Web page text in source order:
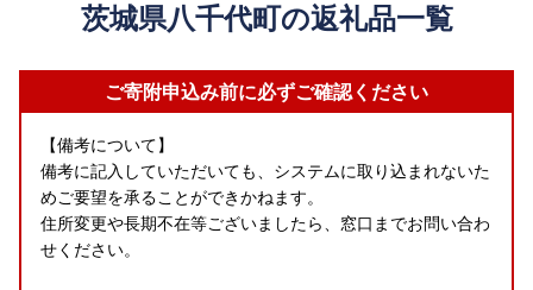
茨城県八千代町の返礼品一覧
ご寄附申込み前に必ずご確認ください
【備考について】
備考に記入していただいても、システムに取り込まれないた
めご要望を承ることができかねます。
住所変更や長期不在等ございましたら、窓口までお問い合わ
せください。